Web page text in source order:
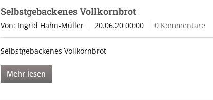
Selbstgebackenes Vollkornbrot
Von: Ingrid Hahn-Müller 20.06.20 00:00 0 Kommentare
Selbstgebackenes Vollkornbrot
Mehr lesen